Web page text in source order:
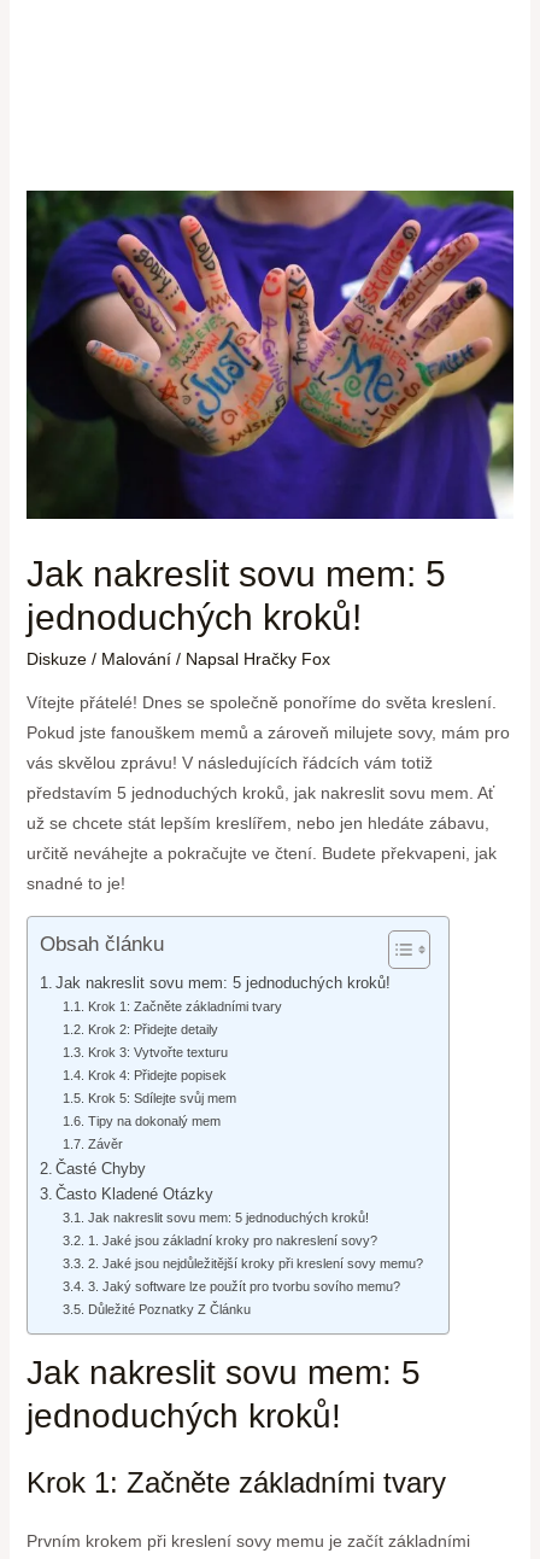
Jak nakreslit sovu mem: 5
jednoduchých kroků!
Diskuze / Malování/ Napsal Hračky Fox
Vítejte přátelé! Dnes se společně ponoříme do světa kreslení.
Pokud jste fanouškem memů a zároveň milujete sovy, mám pro
vás skvělou zprávu! V následujících řádcích vám totiž
představím 5 jednoduchých kroků, jak nakreslit sovu mem. Ať
už se chcete stát lepším kreslířem, nebo jen hledáte zábavu,
určitě neváhejte a pokračujte ve čtení. Budete překvapeni, jak
snadné to je!
Obsah článku
Jak nakreslit sovu mem: 5 jednoduchých kroků!
Krok 1: Začněte základními tvary
Krok 2: Přidejte detaily
Krok 3: Vytvořte texturu
Krok 4: Přidejte popisek
Krok 5: Sdílejte svůj mem
Tipy na dokonalý mem
Závěr
Časté Chyby
Často Kladené Otázky
Jak nakreslit sovu mem: 5 jednoduchých kroků!
1. Jaké jsou základní kroky pro nakreslení sovy?
2. Jaké jsou nejdůležitější kroky při kreslení sovy memu?
3. Jaký software lze použít pro tvorbu sovího memu?
Důležité Poznatky Z Článku
Jak nakreslit sovu mem: 5
jednoduchých kroků!
Krok 1: Začněte základními tvary
Prvním krokem při kreslení sovy memu je začít základními